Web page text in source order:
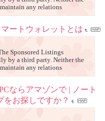
any relations
ートウォレットとは
Sponsored Listings
by a third party. Neither the
any relations
ならアマゾンで | ノート
をお探しですか？